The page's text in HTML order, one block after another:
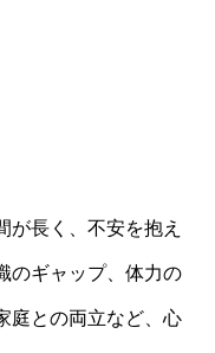
が長く、不安を抱え
のギャップ、体力の
庭との両立など、心